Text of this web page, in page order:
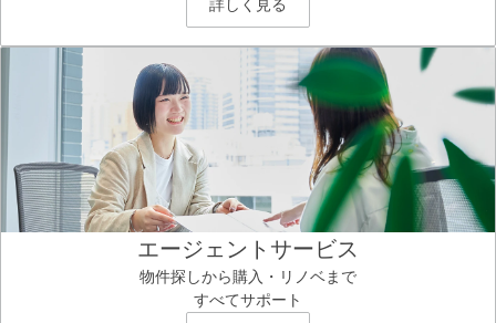
詳しく見る
エージェントサービス
物件探しから購入・リノベまで
すべてサポート